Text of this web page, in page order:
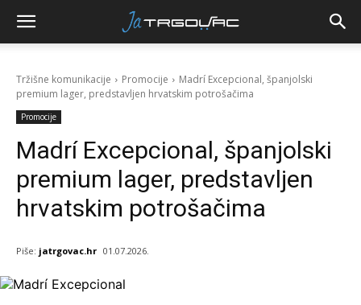
Tržišne komunikacije Promocije
Madrí Excepcional, španjolski
premium lager, predstavljen hrvatskim potrošačima
Promocije
Madrí Excepcional, španjolski
premium lager, predstavljen
hrvatskim potrošačima
Piše: jatrgovac.hr 01.07.2026.